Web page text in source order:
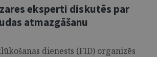
eksperti diskutēs par
atmazgāšanu
dienests (FID) organizēs